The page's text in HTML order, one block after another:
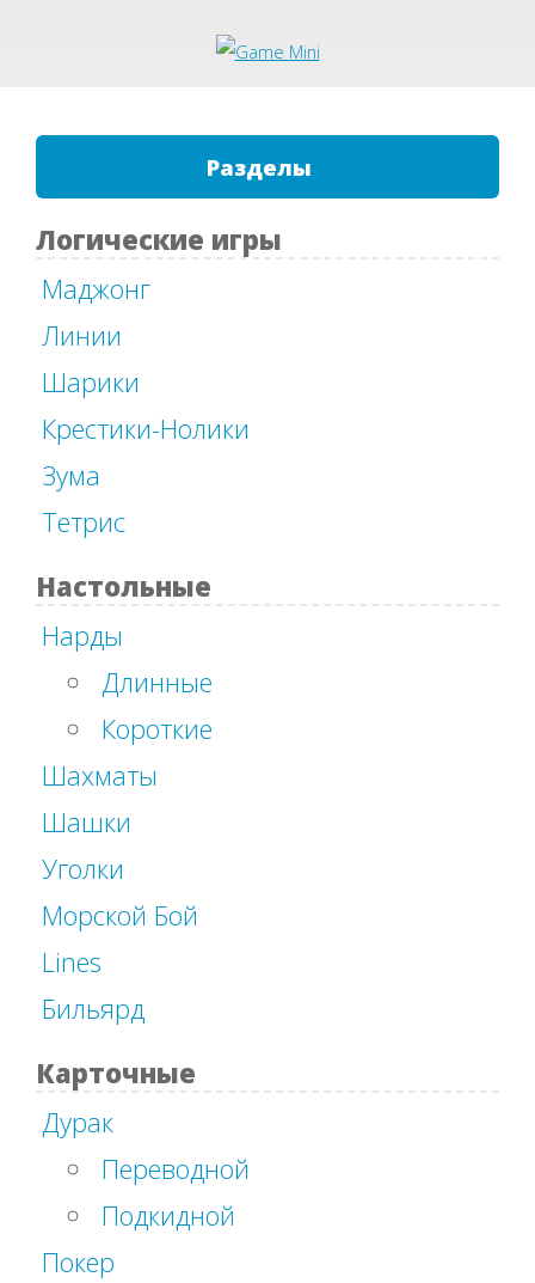
Разделы
Логические игры
Маджонг
Линии
Шарики
Крестики-Нолики
Зума
Тетрис
Настольные
Нарды
Длинные
Короткие
Шахматы
Шашки
Уголки
Морской Бой
Lines
Бильярд
Карточные
Дурак
Переводной
Подкидной
Покер